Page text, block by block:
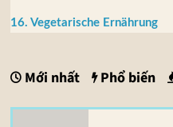
16. Vegetarische Ernährung
Mới nhất Phổ biến